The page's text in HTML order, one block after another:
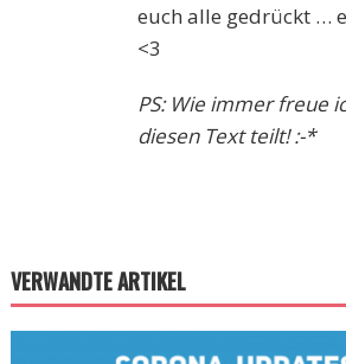
euch alle gedrückt …
<3
PS: Wie immer freue
diesen Text teilt! :-*
VERWANDTE ARTIKEL